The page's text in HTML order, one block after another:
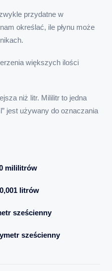
przydatne w
określać, ile płynu może
większych ilości
niż litr. Mililitr to jedna
jest używany do oznaczania
mililitrów
litrów
sześcienny
sześcienny